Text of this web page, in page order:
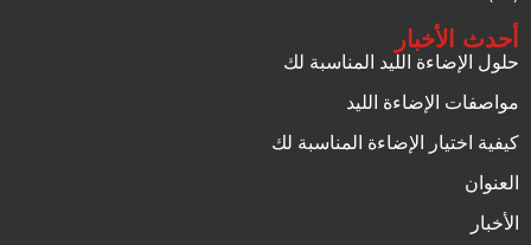
أحدث الأخبار
حلول الإضاءة الليد المناسبة لك
مواصفات الإضاءة الليد
كيفية اختيار الإضاءة المناسبة لك
العنوان
الأخبار